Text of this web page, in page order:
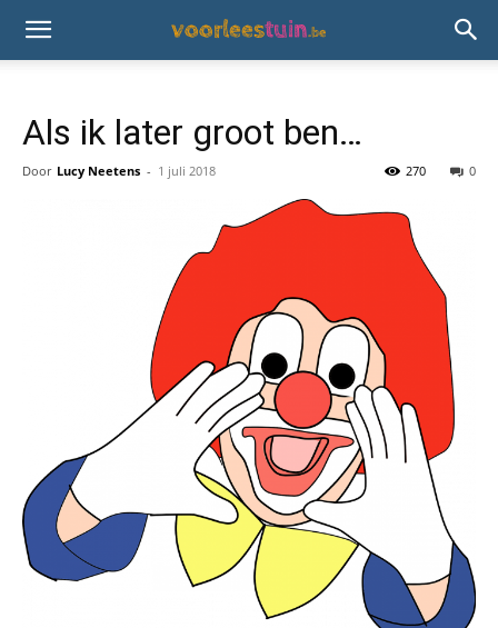
Als ik later groot ben…
Door Lucy Neetens - 1 juli 2018 0
270